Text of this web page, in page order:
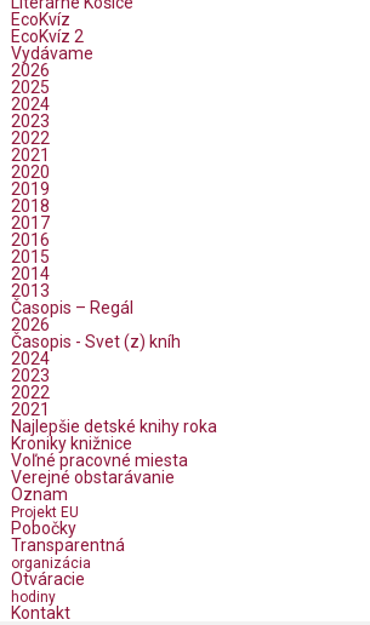
EcoKvíz
EcoKvíz 2
Vydávame
2026
2025
2024
2023
2022
2021
2020
2019
2018
2017
2016
2015
2014
2013
Časopis – Regál
2026
Časopis - Svet (z) kníh
2024
2023
2022
2021
Najlepšie detské knihy roka
Kroniky knižnice
Voľné pracovné miesta
Verejné obstarávanie
Oznam
Projekt EU
Pobočky
Transparentná
organizácia
Otváracie
hodiny
Kontakt